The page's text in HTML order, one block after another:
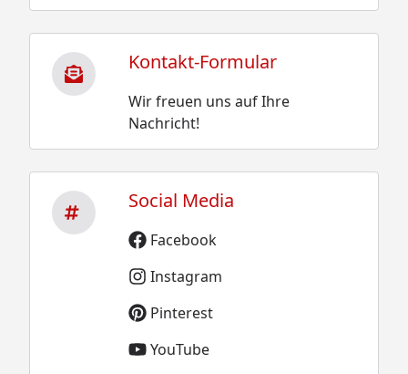
Kontakt-Formular
Wir freuen uns auf Ihre
Nachricht!
Social Media
Facebook
Instagram
Pinterest
YouTube